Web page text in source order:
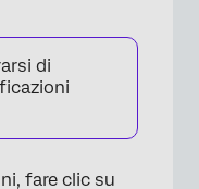
di
fare clic su